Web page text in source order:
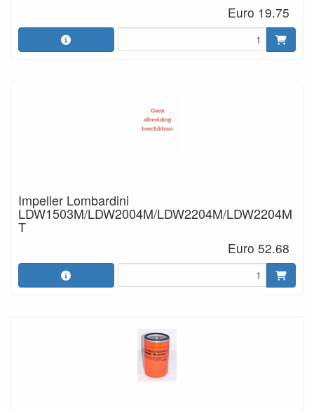
Euro 19.75
Impeller Lombardini
LDW1503M/LDW2004M/LDW2204M/LDW2204M
T
Euro 52.68